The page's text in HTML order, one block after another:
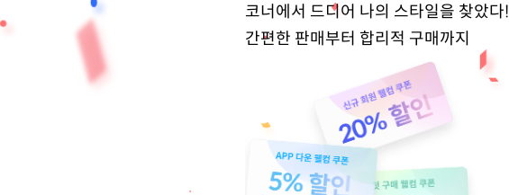
코너에서 드디어 나의 스타일을 찾았다!
간편한 판매부터 합리적 구매까지